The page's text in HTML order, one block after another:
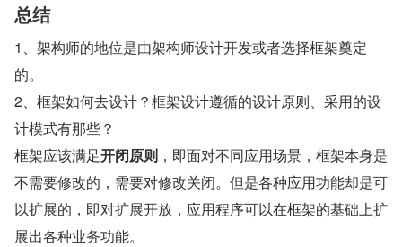
总结
1、架构师的地位是由架构师设计开发或者选择框架奠定
的。
2、框架如何去设计？框架设计遵循的设计原则、采用的设
计模式有那些？
框架应该满足开闭原则 ，即面对不同应用场景，框架本身是
不需要修改的，需要对修改关闭。但是各种应用功能却是可
以扩展的，即对扩展开放，应用程序可以在框架的基础上扩
展出各种业务功能。